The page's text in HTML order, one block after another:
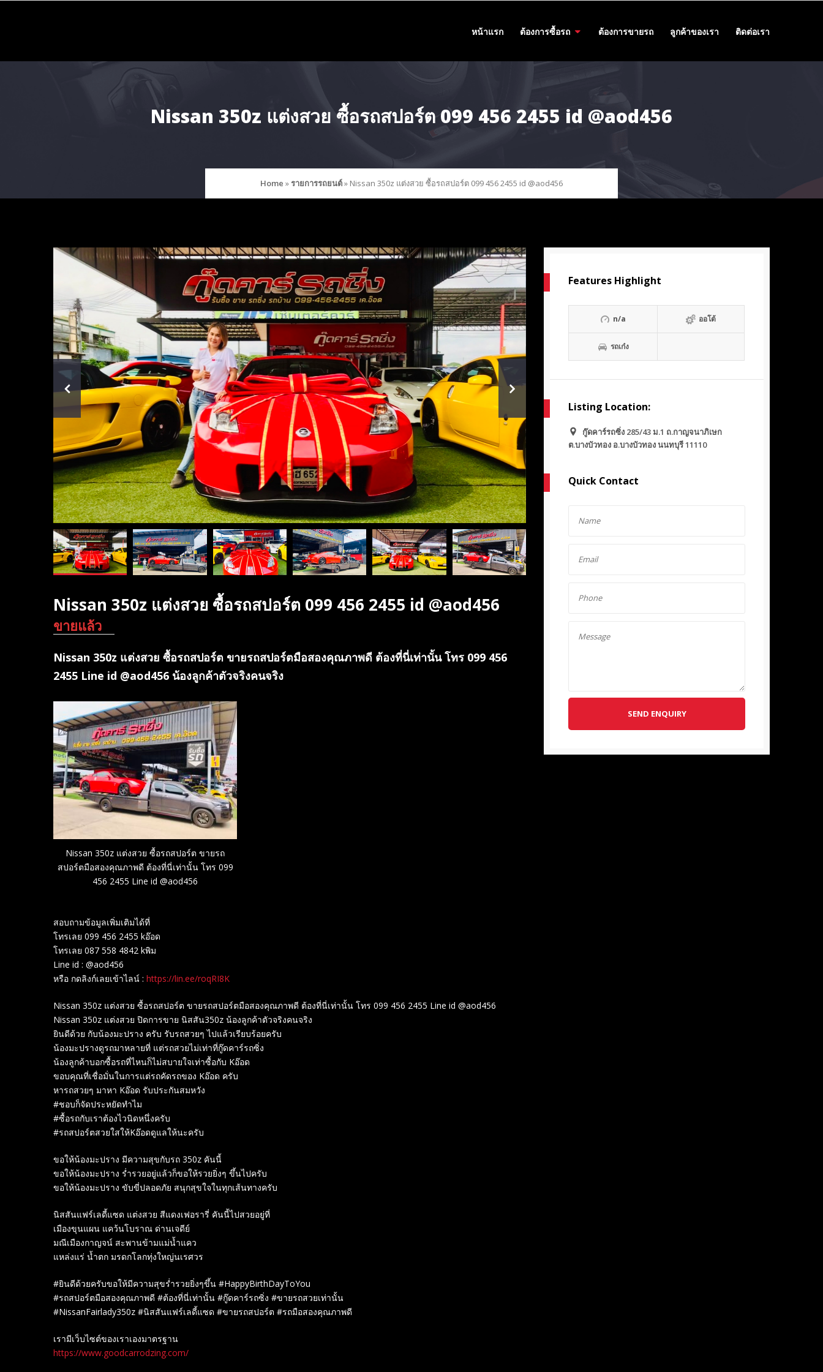
หน้าแรก ต้องการซื้อรถ ต้องการขายรถ ลูกค้าของเรา ติดต่อเรา
Nissan 350z แต่งสวย ซื้อรถสปอร์ต 099 456 2455 id @aod456
Home »รายการรถยนต์» Nissan 350z แต่งสวย ซื้อรถสปอร์ต 099 456 2455 id @aod456
Nissan 350z แต่งสวย ซื้อรถสปอร์ต 099 456 2455 id @aod456
ขายแล้ว
Nissan 350z แต่งสวย ซื้อรถสปอร์ต ขายรถสปอร์ตมือสองคุณภาพดี ต้องที่นี่เท่านั้น โทร 099 456
2455 Line id @aod456 น้องลูกค้าตัวจริงคนจริง
Nissan 350z แต่งสวย ซื้อรถสปอร์ต ขายรถ
สปอร์ตมือสองคุณภาพดี ต้องที่นี่เท่านั้น โทร 099
456 2455 Line id @aod456
สอบถามข้อมูลเพิ่มเติมได้ที่
โทรเลย 099 456 2455 kอ๊อด
โทรเลย 087 558 4842 kพิม
Line id : @aod456
หรือ กดลิงก์เลยเข้าไลน์ : https://lin.ee/roqRI8K
Nissan 350z แต่งสวย ซื้อรถสปอร์ต ขายรถสปอร์ตมือสองคุณภาพดี ต้องที่นี่เท่านั้น โทร 099 456 2455 Line id @aod456
Nissan 350z แต่งสวย ปิดการขาย นิสสัน350z น้องลูกค้าตัวจริงคนจริง
ยินดีด้วย กับน้องมะปราง ครับ รับรถสวยๆ ไปแล้วเรียบร้อยครับ
น้องมะปรางดูรถมาหลายที่ แต่รถสวยไม่เท่าที่กู๊ดคาร์รถซิ่ง
น้องลูกค้าบอกซื้อรถที่ไหนก็ไม่สบายใจเท่าซื้อกับ Kอ๊อด
ขอบคุณที่เชื่อมั่นในการแต่รถคัดรถของ Kอ๊อด ครับ
หารถสวยๆ มาหา Kอ๊อด รับประกันสมหวัง
#ชอบก็จัดประหยัดทำไม
#ซื้อรถกับเราต้องไวนิดหนึ่งครับ
#รถสปอร์ตสวยใสให้Kอ๊อดดูแลให้นะครับ
ขอให้น้องมะปราง มีความสุขกับรถ 350z คันนี้
ขอให้น้องมะปราง ร่ำรวยอยู่แล้วก็ขอให้รวยยิ่งๆ ขึ้นไปครับ
ขอให้น้องมะปราง ขับขี่ปลอดภัย สนุกสุขใจในทุกเส้นทางครับ
นิสสันแฟร์เลดี้แซด แต่งสวย สีแดงเฟอรารี่ คันนี้ไปสวยอยู่ที่
เมืองขุนแผน แคว้นโบราณ ด่านเจดีย์
มณีเมืองกาญจน์ สะพานข้ามแม่น้ำแคว
แหล่งแร่ น้ำตก มรดกโลกทุ่งใหญ่นเรศวร
#ยินดีด้วยครับขอให้มีความสุขร่ำรวยยิ่งๆขึ้น #HappyBirthDayToYou
#รถสปอร์ตมือสองคุณภาพดี #ต้องที่นี่เท่านั้น #กู๊ดคาร์รถซิ่ง #ขายรถสวยเท่านั้น
#NissanFairlady350z #นิสสันแฟร์เลดี้แซด #ขายรถสปอร์ต #รถมือสองคุณภาพดี
เรามีเว็บไซต์ของเราเองมาตรฐาน
https://www.goodcarrodzing.com/
Features Highlight
n/a ออโต้
รถเก๋ง
Listing Location:
กู๊ดคาร์รถซิ่ง 285/43 ม.1 ถ.กาญจนาภิเษก
ต.บางบัวทอง อ.บางบัวทอง นนทบุรี 11110
Quick Contact
SEND ENQUIRY